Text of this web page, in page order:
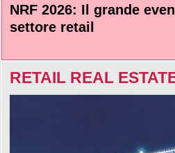
NRF 2026: Il grande
settore retail
RETAIL REAL